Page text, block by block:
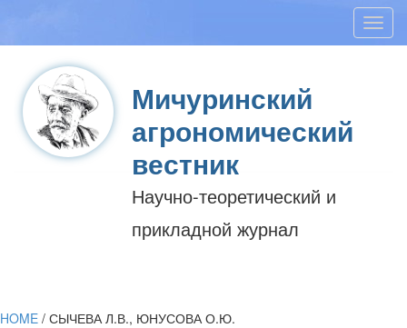
Мичуринский
агрономический
вестник
Научно-теоретический и
прикладной журнал
HOME / СЫЧЕВА Л.В., ЮНУСОВА О.Ю.